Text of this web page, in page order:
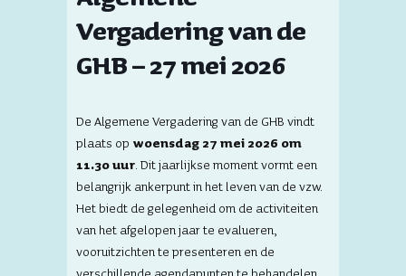
Vergadering van de
GHB – 27 mei 2026
De Algemene Vergadering van de GHB vindt
plaats op woensdag 27 mei 2026 om
11.30 uur. Dit jaarlijkse moment vormt een
belangrijk ankerpunt in het leven van de vzw.
Het biedt de gelegenheid om de activiteiten
van het afgelopen jaar te evalueren,
vooruitzichten te presenteren en de